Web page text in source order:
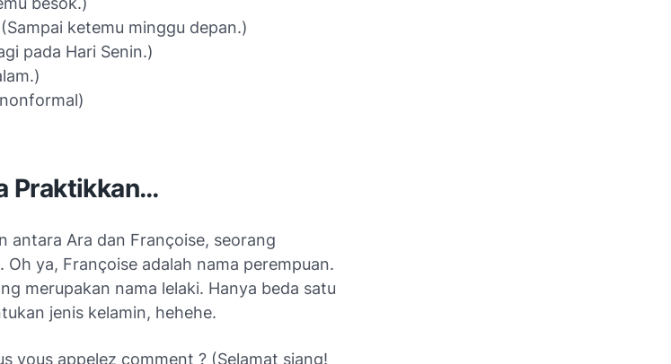
(Sampai ketemu minggu depan.)
pada Hari Senin.)
Praktikkan…
antara Ara dan Françoise, seorang
ya, Françoise adalah nama perempuan.
merupakan nama lelaki. Hanya beda satu
jenis kelamin, hehehe.
vous appelez comment ? (Selamat siang!